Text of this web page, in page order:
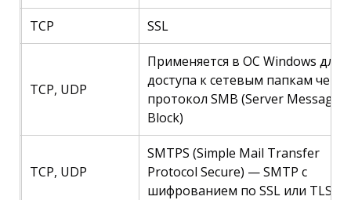
TCP SSL
TCP, UDP
Применяется в ОС Windows для
доступа к сетевым папкам через
протокол SMB (Server Message
Block)
TCP, UDP
SMTPS (Simple Mail Transfer
Protocol Secure) — SMTP с
шифрованием по SSL или TLS